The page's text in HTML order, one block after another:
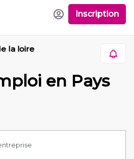
Inscription
la loire
en Pays